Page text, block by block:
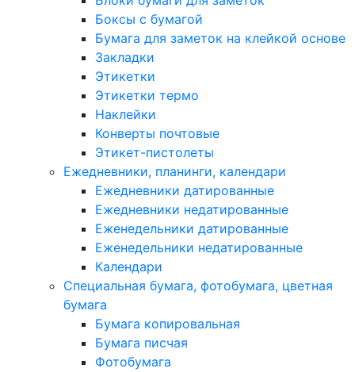
Боксы с бумагой
Бумага для заметок на клейкой основе
Закладки
Этикетки
Этикетки термо
Наклейки
Конверты почтовые
Этикет-пистолеты
Ежедневники, планинги, календари
Ежедневники датированные
Ежедневники недатированные
Еженедельники датированные
Еженедельники недатированные
Календари
Специальная бумага, фотобумага, цветная
бумага
Бумага копировальная
Бумага писчая
Фотобумага